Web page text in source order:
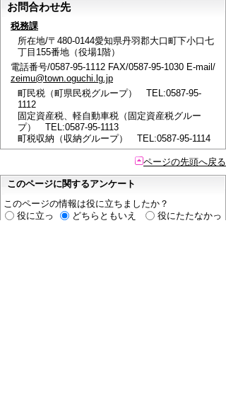
お問合わせ先
税務課
所在地/〒480-0144愛知県丹羽郡大口町下小口七
丁目155番地（役場1階）
電話番号/0587-95-1112 FAX/0587-95-1030 E-mail/
zeimu@town.oguchi.lg.jp
町民税（町県民税グループ） TEL:0587-95-
1112
固定資産税、軽自動車税（固定資産税グルー
プ） TEL:0587-95-1113
町税収納（収納グループ） TEL:0587-95-1114
ページの先頭へ戻る
このページに関するアンケート
このページの情報は役に立ちましたか？
役に立っ
どちらともいえ
役にたたなかっ